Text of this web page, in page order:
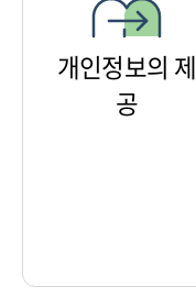
개인정보의 제
공